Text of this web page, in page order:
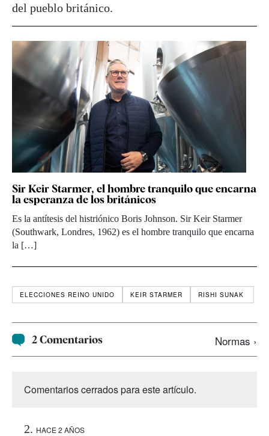
del pueblo británico.
Sir Keir Starmer, el hombre tranquilo que encarna
la esperanza de los británicos
Es la antítesis del histriónico Boris Johnson. Sir Keir Starmer
(Southwark, Londres, 1962) es el hombre tranquilo que encarna
la […]
ELECCIONES REINO UNIDO KEIR STARMER RISHI SUNAK ​
2 Comentarios Normas ›
Comentarios cerrados para este artículo.
HACE 2 AÑOS